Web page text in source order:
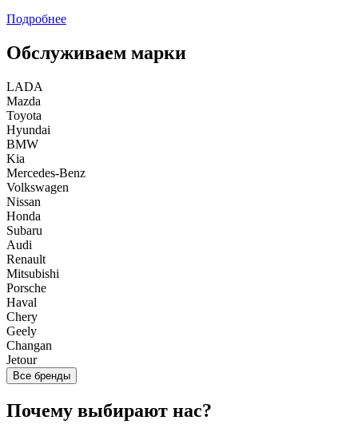
Подробнее
Обслуживаем марки
LADA
Mazda
Toyota
Hyundai
BMW
Kia
Mercedes-Benz
Volkswagen
Nissan
Honda
Subaru
Audi
Renault
Mitsubishi
Porsche
Haval
Chery
Geely
Changan
Jetour
Все бренды
Почему выбирают нас?